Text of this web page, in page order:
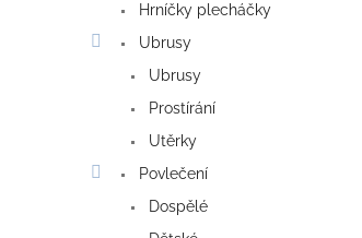
Hrníčky plecháčky
Ubrusy
Ubrusy
Prostírání
Utěrky
Povlečení
Dospělé